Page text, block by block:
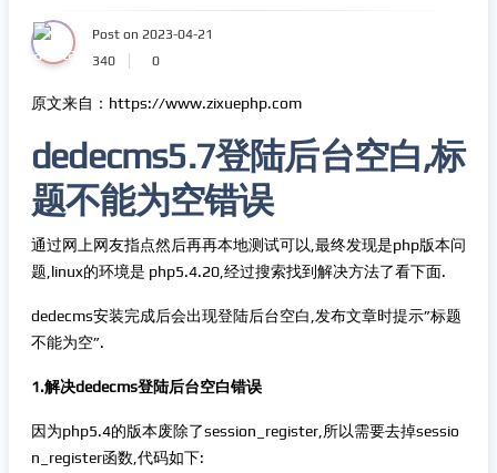
Post on 2023-04-21
340
0
原文来自：https://www.zixuephp.com
dedecms5.7登陆后台空白,标
题不能为空错误
通过网上网友指点然后再再本地测试可以,最终发现是php版本问
题,linux的环境是 php5.4.20,经过搜索找到解决方法了看下面.
dedecms安装完成后会出现登陆后台空白,发布文章时提示”标题
不能为空”.
1.解决dedecms登陆后台空白错误
因为php5.4的版本废除了session_register,所以需要去掉sessio
n_register函数,代码如下: